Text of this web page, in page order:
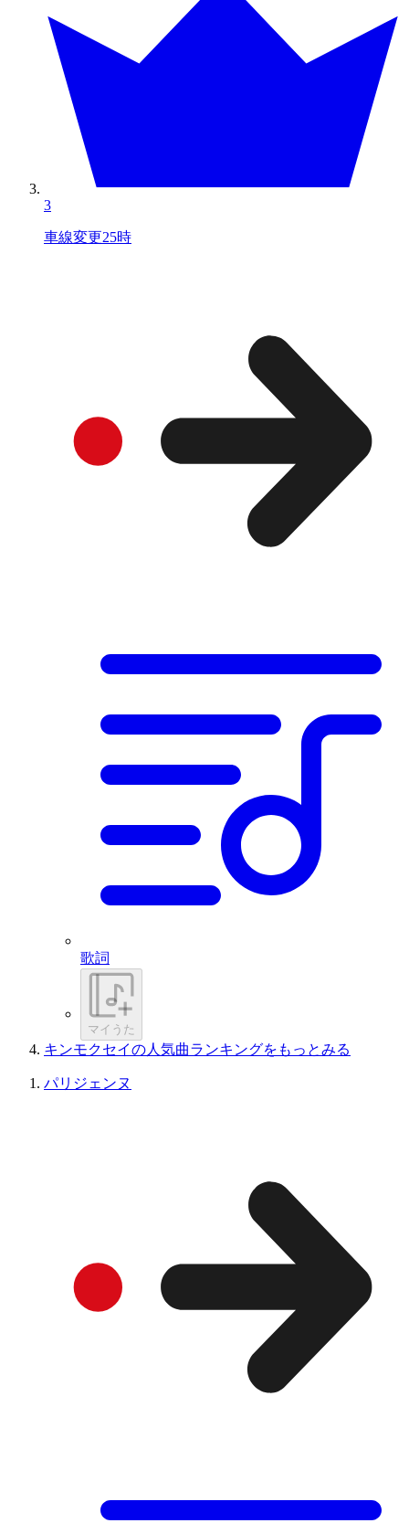
3
車線変更25時
歌詞
マイうた
キンモクセイの人気曲ランキングをもっとみる
パリジェンヌ